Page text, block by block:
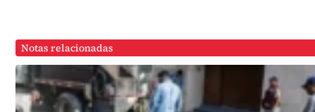
Notas relacionadas